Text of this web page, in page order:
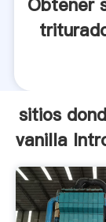
Obtener
sitios
vanilla